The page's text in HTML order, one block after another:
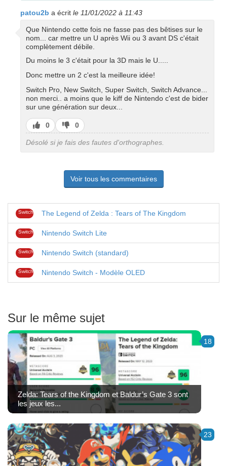
patou2b a écrit le 11/01/2022 à 11:43
Que Nintendo cette fois ne fasse pas des bêtises sur le
nom... car mettre un U après Wii ou 3 avant DS c'était
complètement débile.
Du moins le 3 c'était pour la 3D mais le U.....
Donc mettre un 2 c'est la meilleure idée!
Switch Pro, New Switch, Super Switch, Switch Advance...
non merci.. a moins que le kiff de Nintendo c'est de bider
sur une génération sur deux...
J’aime
0
J’aime
pas
0
Désolé si je fais des fautes d'orthographes.
Voir tous les commentaires
Switch The Legend of Zelda : Tears of The Kingdom
Switch Nintendo Switch Lite
Switch Nintendo Switch (standard)
Switch Nintendo Switch - Modèle OLED
Sur le même sujet
18
Zelda: Tears of the Kingdom et Baldur’s Gate 3 sont
les jeux les...
23